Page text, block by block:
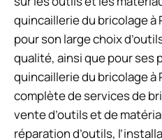
quincaillerie du bricolage
pour son large choix
qualité, ainsi que pour ses
quincaillerie du bricolage à
complète de services de
vente d’outils et de
réparation d’outils,